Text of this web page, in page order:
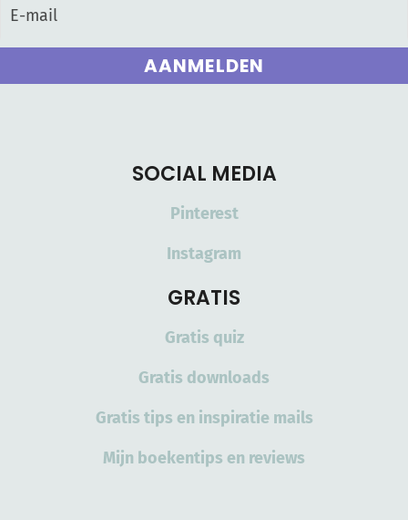
AANMELDEN
SOCIAL MEDIA
Pinterest
Instagram
GRATIS
Gratis quiz
Gratis downloads
Gratis tips en inspiratie mails
Mijn boekentips en reviews